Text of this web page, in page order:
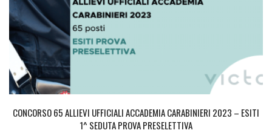
CONCORSO 65 ALLIEVI UFFICIALI ACCADEMIA CARABINIERI 2023 – ESITI
1^ SEDUTA PROVA PRESELETTIVA